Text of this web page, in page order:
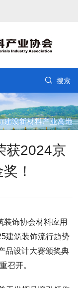
 搜索
获2024京
！
装饰协会材料应用
建筑装饰流行趋势
品设计大赛颁奖典
召开。